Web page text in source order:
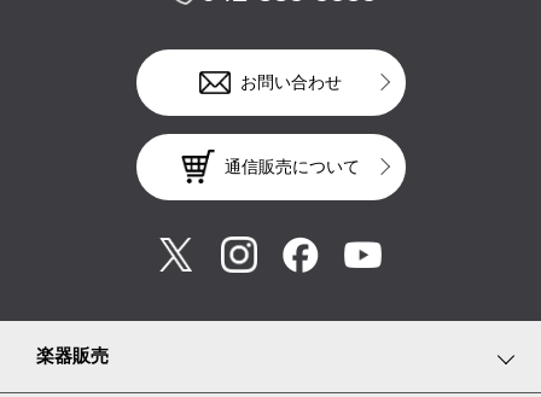
お問い合わせ
通信販売について
楽器販売